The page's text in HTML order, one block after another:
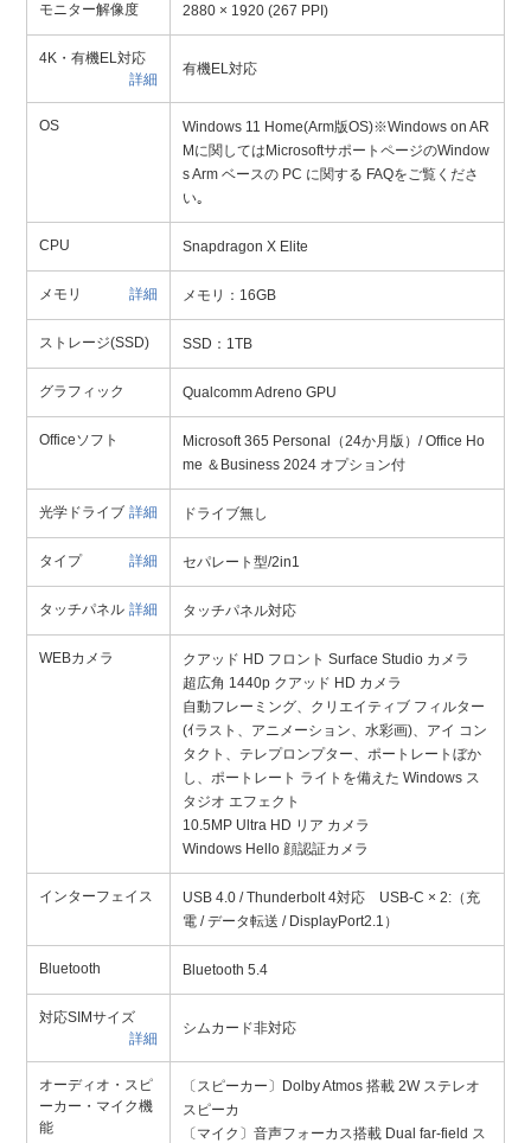
モニター解像度 2880 × 1920 (267 PPI)
4K・有機EL対応
詳細
有機EL対応
OS
Windows 11 Home(Arm版OS)※Windows on AR
Mに関してはMicrosoftサポートページのWindow
s Arm ベースの PC に関する FAQをご覧くださ
い｡
CPU Snapdragon X Elite
メモリ 詳細 メモリ：16GB
ストレージ(SSD) SSD：1TB
グラフィック Qualcomm Adreno GPU
Officeソフト
Microsoft 365 Personal（24か月版）/ Office Ho
me ＆Business 2024 オプション付
光学ドライブ 詳細 ドライブ無し
タイプ 詳細 セパレート型/2in1
タッチパネル 詳細 タッチパネル対応
WEBカメラ
クアッド HD フロント Surface Studio カメラ
超広角 1440p クアッド HD カメラ
自動フレーミング、クリエイティブ フィルター
(ｲラスト、アニメーション、水彩画)、アイ コン
タクト、テレプロンプター、ポートレートぼか
し、ポートレート ライトを備えた Windows ス
タジオ エフェクト
10.5MP Ultra HD リア カメラ
Windows Hello 顔認証カメラ
インターフェイス
USB 4.0 / Thunderbolt 4対応 USB-C × 2:（充
電 / データ転送 / DisplayPort2.1）
Bluetooth Bluetooth 5.4
対応SIMサイズ
詳細
シムカード非対応
オーディオ・スピ
ーカー・マイク機
能
〔スピーカー〕Dolby Atmos 搭載 2W ステレオ
スピーカ
〔マイク〕音声フォーカス搭載 Dual far-field ス